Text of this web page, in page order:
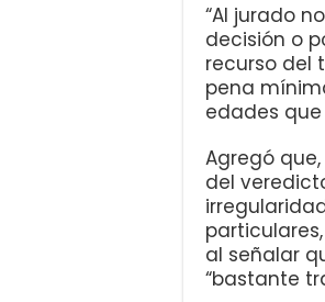
“Al jurado
decisión o
recurso del
pena
edades que
Agregó
del
al señalar
“bastante